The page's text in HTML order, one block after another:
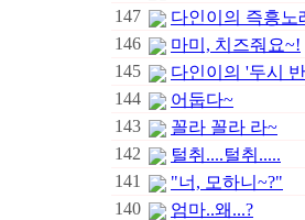
147
다인이의 즉흥노
146
마미, 치즈줘요~!
145
다인이의 '두시
144
어둡다~
143
꼴라 꼴라 라~
142
털취....털취.....
141
"너, 모하니~?"
140
엄마..왜...?